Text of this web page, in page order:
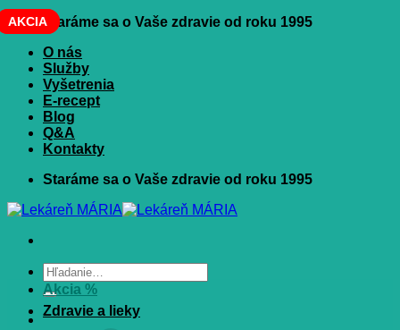
Skip
to
content
Staráme sa o Vaše zdravie od roku 1995
O nás
Služby
Vyšetrenia
E-recept
Blog
Q&A
Kontakty
Staráme sa o Vaše zdravie od roku 1995
Hľadať:
Akcia %
Zdravie a lieky
AKCIA
AKCIA